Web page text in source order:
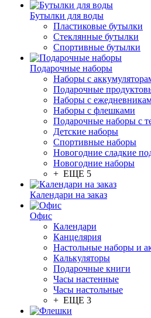
Бутылки для воды
Пластиковые бутылки
Стеклянные бутылки
Спортивные бутылки
Подарочные наборы
Наборы с
Подарочные
Наборы с
Наборы с флешками
Подарочные наборы с
Детские наборы
Спортивные наборы
Новогодние сладкие
Новогодние наборы
+ ЕЩЕ 5
Календари на заказ
Офис
Календари
Канцелярия
Настольные наборы и
Калькуляторы
Подарочные книги
Часы настенные
Часы настольные
+ ЕЩЕ 3